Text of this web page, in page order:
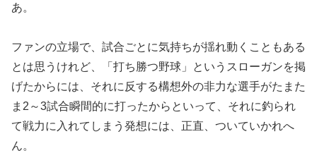
あ。
ファンの立場で、試合ごとに気持ちが揺れ動くこともある
とは思うけれど、「打ち勝つ野球」というスローガンを掲
げたからには、それに反する構想外の非力な選手がたまた
ま2～3試合瞬間的に打ったからといって、それに釣られ
て戦力に入れてしまう発想には、正直、ついていかれへ
ん。